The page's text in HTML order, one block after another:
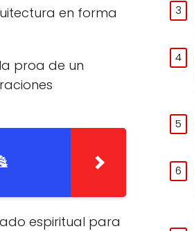
en forma
proa de un
espiritual para